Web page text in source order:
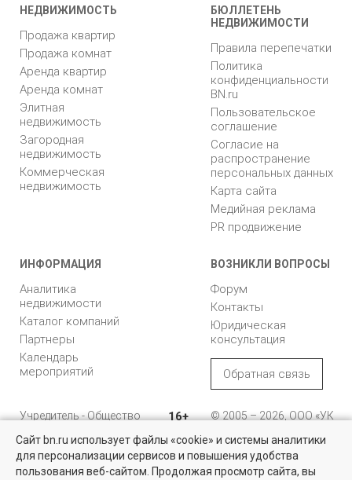
Коммерческая недвижимость
НЕДВИЖИМОСТЬ
Продажа квартир
Продажа комнат
Аренда квартир
Аренда комнат
Элитная
недвижимость
Загородная
недвижимость
Коммерческая
недвижимость
БЮЛЛЕТЕНЬ
НЕДВИЖИМОСТИ
Правила перепечатки
Политика
конфиденциальности
BN.ru
Пользовательское
соглашение
Согласие на
распространение
персональных данных
Карта сайта
Медийная реклама
PR продвижение
ИНФОРМАЦИЯ
Аналитика
недвижимости
Каталог компаний
Партнеры
Календарь
мероприятий
ВОЗНИКЛИ ВОПРОСЫ
Форум
Контакты
Юридическая
консультация
Обратная связь
Учредитель - Общество
ответственностью
"Управляющая
компания "Бюллетень
16+
© 2005 – 2026, ООО «УК
196105, Санкт-
Петербург, пр. Юрия
Сайт bn.ru использует файлы «cookie» и системы аналитики
для персонализации сервисов и повышения удобства
пользования веб-сайтом. Продолжая просмотр сайта, вы